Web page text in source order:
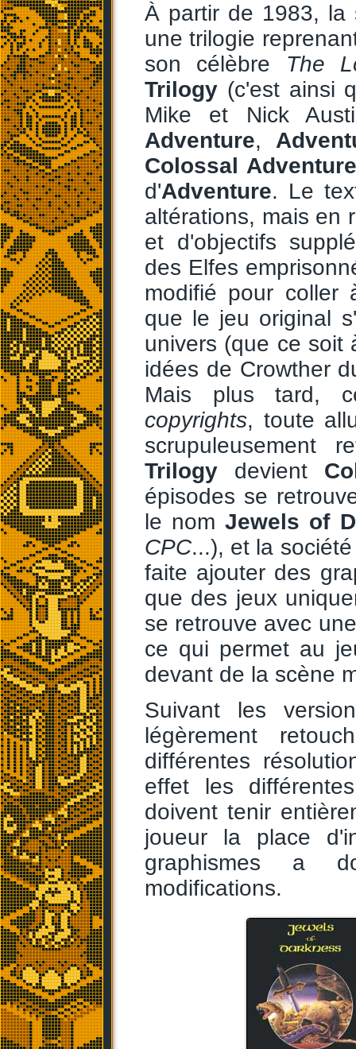
À partir de 1983, la
une trilogie
son célèbre The
Trilogy (c'est ainsi
Mike et Nick
Adventure,
Colossal
d'Adventure. Le
altérations, mais en
et d'objectifs
des Elfes
modifié pour coller
que le jeu original
univers (que ce soit
idées de Crowther
Mais plus tard,
copyrights, toute
Trilogy devient
épisodes se
le nomJewels of
CPC...), et la
faite ajouter des
que des jeux
se retrouve avec
ce qui permet au
devant de la scène
Suivant les
légèrement
différentes
effet les
doivent tenir
joueur la place
graphismes a
modifications.